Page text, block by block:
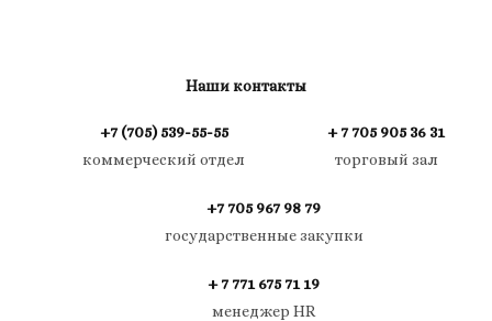
Наши контакты
+7 (705) 539-55-55
коммерческий отдел
+ 7 705 905 36 31
торговый зал
+7 705 967 98 79
государственные закупки
+ 7 771 675 71 19
менеджер HR